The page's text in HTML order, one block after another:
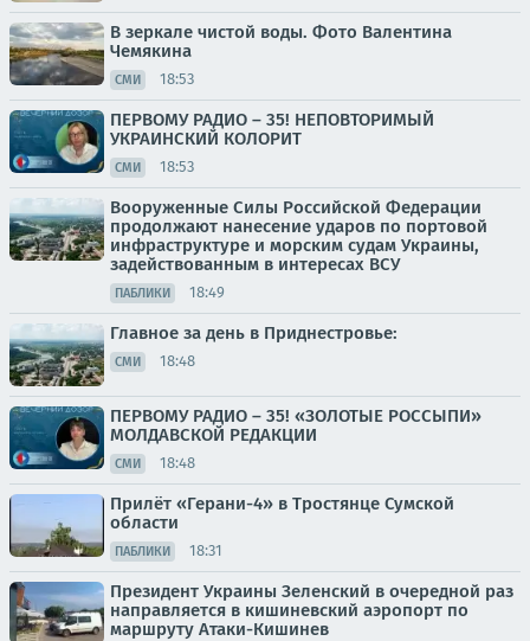
В зеркале чистой воды. Фото Валентина
Чемякина
СМИ 18:53
ПЕРВОМУ РАДИО – 35! НЕПОВТОРИМЫЙ
УКРАИНСКИЙ КОЛОРИТ
СМИ 18:53
Вооруженные Силы Российской Федерации
продолжают нанесение ударов по портовой
инфраструктуре и морским судам Украины,
задействованным в интересах ВСУ
ПАБЛИКИ 18:49
Главное за день в Приднестровье:
СМИ 18:48
ПЕРВОМУ РАДИО – 35! «ЗОЛОТЫЕ РОССЫПИ»
МОЛДАВСКОЙ РЕДАКЦИИ
СМИ 18:48
Прилёт «Герани-4» в Тростянце Сумской
области
ПАБЛИКИ 18:31
Президент Украины Зеленский в очередной раз
направляется в кишиневский аэропорт по
маршруту Атаки-Кишинев